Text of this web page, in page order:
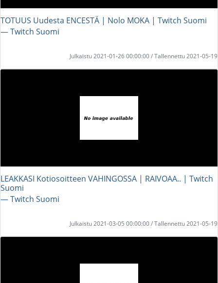
TOTUUS Uudesta ENCESTÄ | Nolo MOKA | Twitch Suomi
― Twitch Suomi
Julkaistu 2021-01-26 00:00:00 / Tallennettu 2021-05-19
LEAKKASI Kotiosoitteen VAHINGOSSA | RAIVOAA.. | Twitch
Suomi
― Twitch Suomi
Julkaistu 2021-03-05 00:00:00 / Tallennettu 2021-05-19